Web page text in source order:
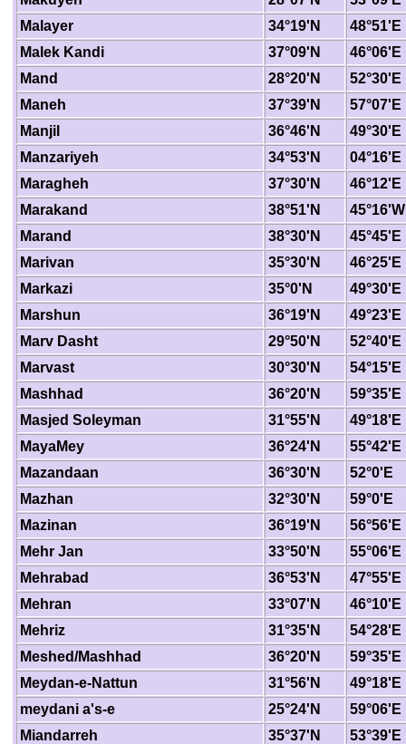
Malayer
34°19'N
48°51'E
Malek Kandi
37°09'N
46°06'E
Mand
28°20'N
52°30'E
Maneh
37°39'N
57°07'E
Manjil
36°46'N
49°30'E
Manzariyeh
34°53'N
04°16'E
Maragheh
37°30'N
46°12'E
Marakand
38°51'N
45°16'W
Marand
38°30'N
45°45'E
Marivan
35°30'N
46°25'E
Markazi
35°0'N
49°30'E
Marshun
36°19'N
49°23'E
Marv Dasht
29°50'N
52°40'E
Marvast
30°30'N
54°15'E
Mashhad
36°20'N
59°35'E
Masjed Soleyman
31°55'N
49°18'E
MayaMey
36°24'N
55°42'E
Mazandaan
36°30'N
52°0'E
Mazhan
32°30'N
59°0'E
Mazinan
36°19'N
56°56'E
Mehr Jan
33°50'N
55°06'E
Mehrabad
36°53'N
47°55'E
Mehran
33°07'N
46°10'E
Mehriz
31°35'N
54°28'E
Meshed/Mashhad
36°20'N
59°35'E
Meydan-e-Nattun
31°56'N
49°18'E
meydani a's-e
25°24'N
59°06'E
Miandarreh
35°37'N
53°39'E